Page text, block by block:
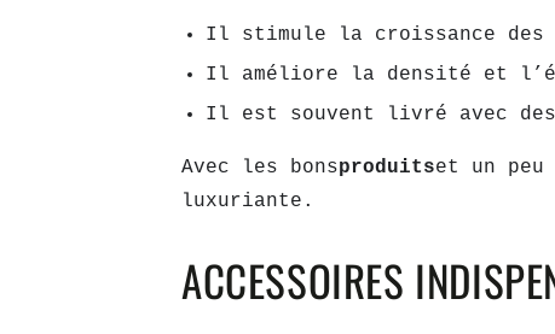
Il stimule la croissance des
Il améliore la densité et
Il est souvent livré avec
Avec les bonsproduitset un peu
luxuriante.
ACCESSOIRES